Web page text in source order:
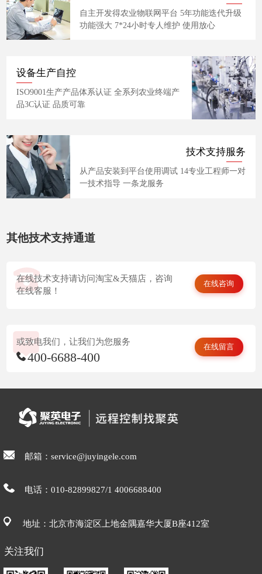
自主开发得农业物联网平台 5年功能迭代升级
功能强大 7*24小时专人维护 使用放心
设备生产自控
ISO9001生产产品体系认证 全系列农业终端产
品3C认证 品质可靠
技术支持服务
从产品安装到平台使用调试 14专业工程师一对
一技术指导 一条龙服务
其他技术支持通道
在线技术支持请访问淘宝&天猫店，咨询
在线客服！
在线咨询
或致电我们，让我们为您服务
400-6688-400
在线留言
邮箱：service@juyingele.com
电话：010-82899827/1 4006688400
地址：北京市海淀区上地金隅嘉华大厦B座412室
关注我们